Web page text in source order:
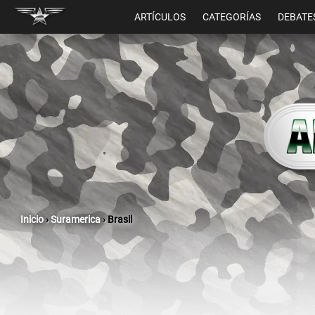
ARTÍCULOS CATEGORÍAS
Inicio›Suramerica› Brasil